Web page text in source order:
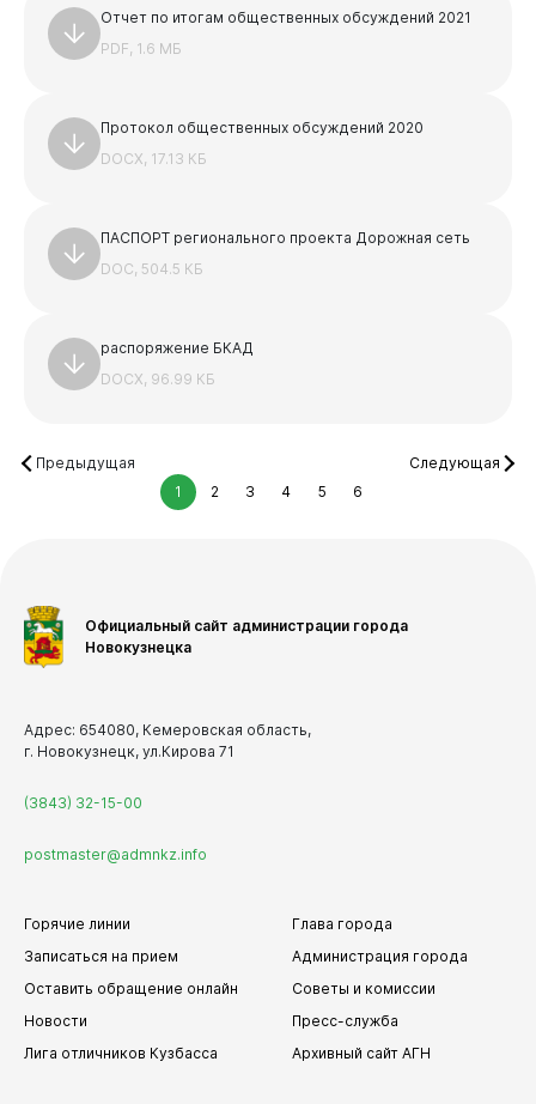
Отчет по итогам общественных обсуждений 2021
PDF, 1.6 МБ
Протокол общественных обсуждений 2020
DOCX, 17.13 КБ
ПАСПОРТ регионального проекта Дорожная сеть
DOC, 504.5 КБ
распоряжение БКАД
DOCX, 96.99 КБ
Предыдущая
1
2 3 4 5 6
Следующая
Официальный сайт администрации города
Новокузнецка
Адрес: 654080, Кемеровская область,
г. Новокузнецк, ул.Кирова 71
(3843) 32-15-00
postmaster@admnkz.info
Горячие линии
Записаться на прием
Оставить обращение онлайн
Новости
Лига отличников Кузбасса
Глава города
Администрация города
Советы и комиссии
Пресс-служба
Архивный сайт АГН